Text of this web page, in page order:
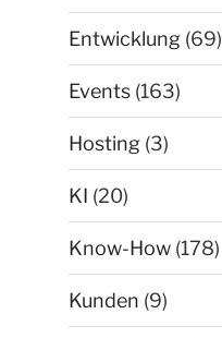
Entwicklung (69)
Events (163)
Hosting (3)
KI (20)
Know-How (178)
Kunden (9)